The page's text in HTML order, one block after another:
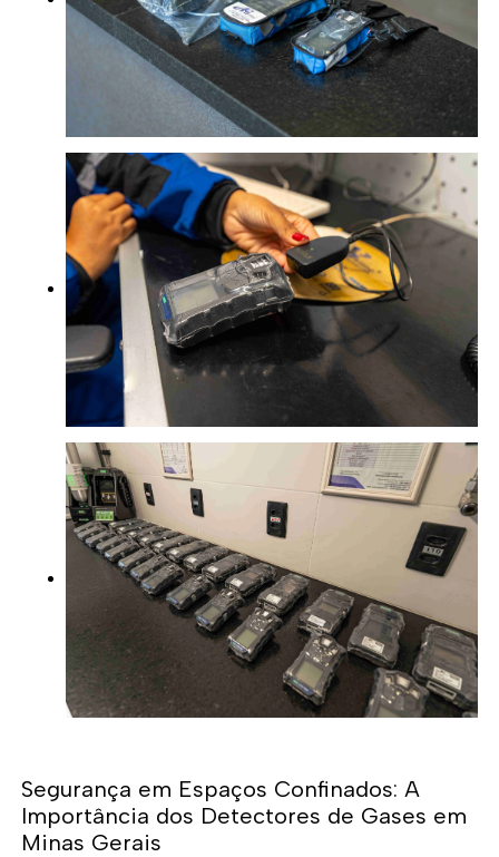
Segurança em Espaços Confinados: A
Importância dos Detectores de Gases em
Minas Gerais